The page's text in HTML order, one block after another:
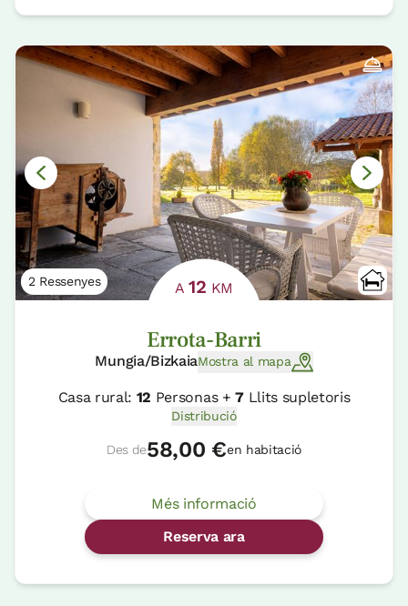
2 Ressenyes A12 KM
Errota-Barri
Mungia/BizkaiaMostra al mapa
Casa rural: 12 Personas +7Llits supletoris
Distribució
Des de58,00 €en habitació
Més informació
Reserva ara